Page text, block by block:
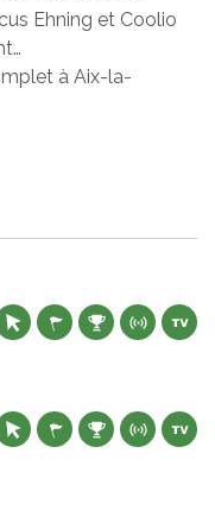
Ehning et Coolio
à Aix-la-